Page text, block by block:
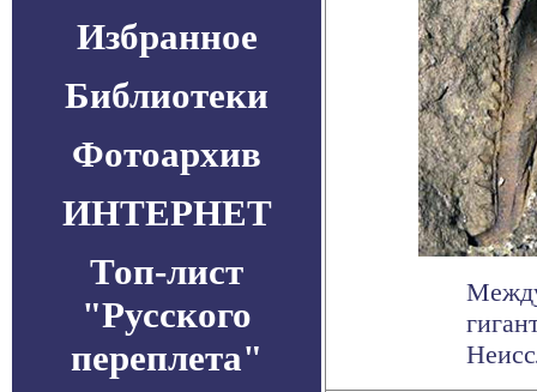
Избранное
Библиотеки
Фотоархив
ИНТЕРНЕТ
Топ-лист
"Русского
переплета"